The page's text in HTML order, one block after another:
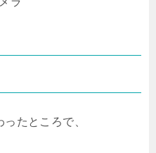
たところで、